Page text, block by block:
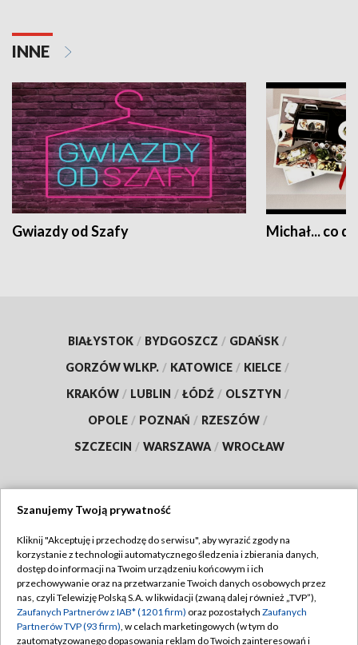
INNE
Gwiazdy od Szafy Michał... co
BIAŁYSTOK / BYDGOSZCZ / GDAŃSK /
GORZÓW WLKP. / KATOWICE / KIELCE /
KRAKÓW / LUBLIN / ŁÓDŹ / OLSZTYN /
OPOLE / POZNAŃ / RZESZÓW /
SZCZECIN / WARSZAWA / WROCŁAW
TVP
Abonament TVP
Emisja w TVP
Centrum informacji TVP
Regulamin TVP
Polityka prywatności
Moje zgody
Szanujemy Twoją prywatność
Kliknij "Akceptuję i przechodzę do serwisu", aby wyrazić zgody na
korzystanie z technologii automatycznego śledzenia i zbierania danych,
dostęp do informacji na Twoim urządzeniu końcowym i ich
przechowywanie oraz na przetwarzanie Twoich danych osobowych przez
nas, czyli Telewizję Polską S.A. w likwidacji (zwaną dalej również „TVP”),
Zaufanych Partnerów z IAB* (1201 firm) oraz pozostałych Zaufanych
Partnerów TVP (93 firm), w celach marketingowych (w tym do
zautomatyzowanego dopasowania reklam do Twoich zainteresowań i